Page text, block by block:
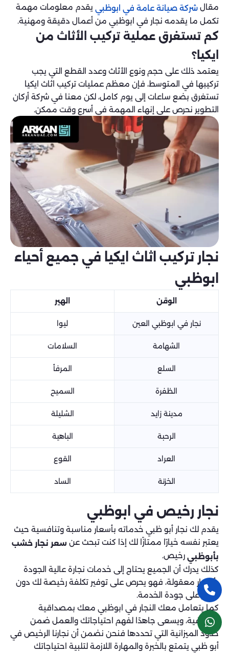
مقال شركة صيانة عامة في ابوظبي يقدم معلومات مهمة
تكمل ما يقدمه نجار في ابوظبي من أعمال دقيقة ومهنية.
كم تستغرق عملية تركيب الأثاث من
ايكيا؟
يعتمد ذلك على حجم ونوع الأثاث وعدد القطع التي يجب
تركيبها في المتوسط، فإن معظم عمليات تركيب اثاث ايكيا
تستغرق بضع ساعات إلى يوم كامل، لكن معنا في شركة أركان
التطوير نحرص على إنهاء المهمة في أسرع وقت ممكن.
نجار تركيب اثاث ايكيا في جميع أحياء
ابوظبي
الوقن الهير
نجار في ابوظبي العين ليوا
الشهامة السلامات
السلع المرفأ
الظفرة السميح
مدينة زايد الشليلة
الرحبة الباهية
العراد القوع
الخزنة الساد
نجار رخيص في ابوظبي
يقدم لك نجار أبو ظبي خدماته بأسعار مناسبة وتنافسية حيث
يعتبر نفسه خيارًا ممتازًا لك إذا كنت تبحث عن سعر نجار خشب
بأبوظبي رخيص.
كذلك يدرك أن الجميع يحتاج إلى خدمات نجارة عالية الجودة
بأسعار معقولة، فهو يحرص على توفير تكلفة رخيصة لك دون
التأثير على جودة الخدمة.
كما يتعامل معك النجار في ابوظبي معك بمصداقية
واحترافية، ويسعى جاهدًا لفهم احتياجاتك والعمل ضمن
حدود الميزانية التي تحددها فنحن نضمن أن نجارنا الرخيص في
أبو ظبي يتمتع بالخبرة والمهارة اللازمة لتلبية احتياجاتك